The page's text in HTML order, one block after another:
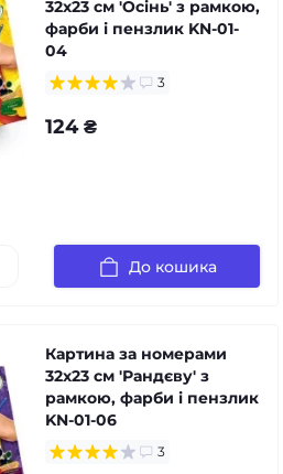
32x23 см 'Осінь' з рамкою,
фарби і пензлик KN-01-
04
3
124 ₴
До кошика
Картина за номерами
32x23 см 'Рандєву' з
рамкою, фарби і пензлик
KN-01-06
3